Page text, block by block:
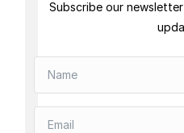
Subscribe our